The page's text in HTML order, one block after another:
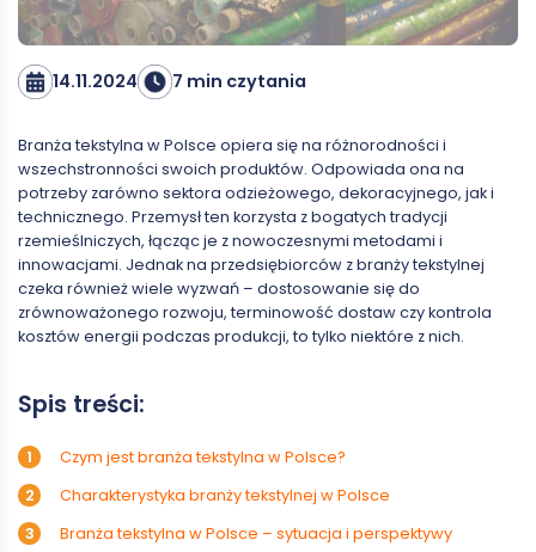
14.11.2024 7 min czytania
Branża tekstylna w Polsce opiera się na różnorodności i
wszechstronności swoich produktów. Odpowiada ona na
potrzeby zarówno sektora odzieżowego, dekoracyjnego, jak i
technicznego. Przemysł ten korzysta z bogatych tradycji
rzemieślniczych, łącząc je z nowoczesnymi metodami i
innowacjami. Jednak na przedsiębiorców z branży tekstylnej
czeka również wiele wyzwań – dostosowanie się do
zrównoważonego rozwoju, terminowość dostaw czy kontrola
kosztów energii podczas produkcji, to tylko niektóre z nich.
Spis treści:
Czym jest branża tekstylna w Polsce?
Charakterystyka branży tekstylnej w Polsce
Branża tekstylna w Polsce – sytuacja i perspektywy